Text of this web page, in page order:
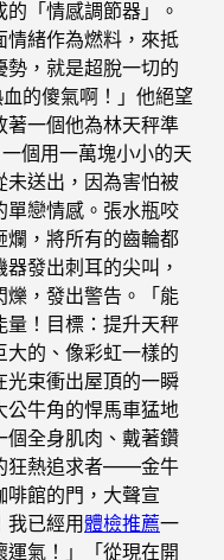
「情感調節器」。
情緒作為燃料，來抵
，就是超脫一切的
的傻氣啊！」他絕望
著一個他為林天秤準
個用一萬塊小小的天
未送出，因為害怕被
單戀情感。張水瓶咬
爛，將所有的齒輪都
發出刺耳的尖叫，
，發出警告。「能
量！目標：提升天秤
大的、像彩虹一樣的
光束衝出屋頂的一瞬
公牛角的悍馬車猛地
個全身肌肉、戴著鑽
狂熱追求者——金牛
啡館的門，大聲宣
我已經用體檢推薦一
運氣！」「從現在開